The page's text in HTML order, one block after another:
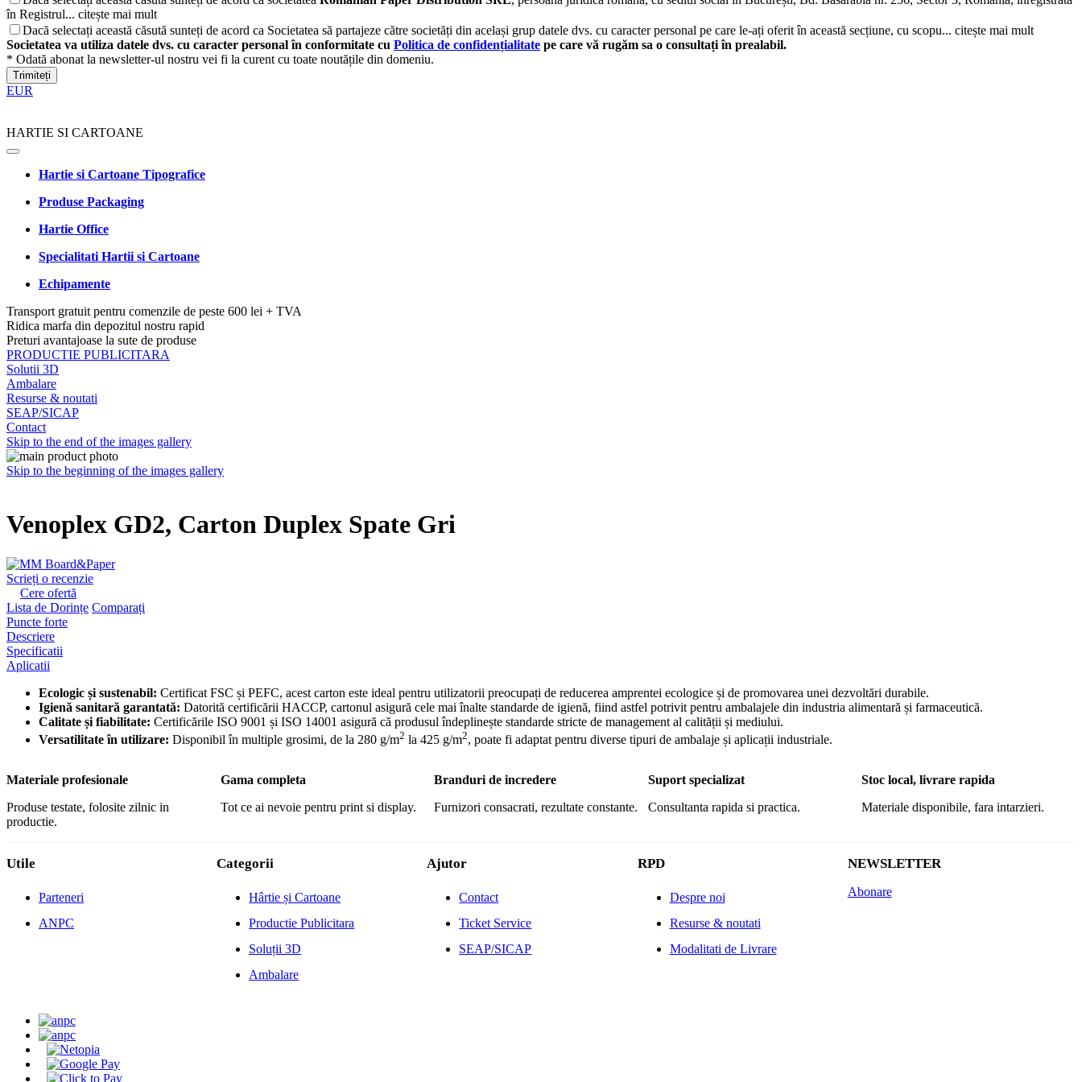
în Registrul... citește mai mult
Dacă selectați această căsută sunteți de acord ca Societatea să partajeze către societăți din același grup datele dvs. cu caracter personal pe care le-ați oferit în această secțiune, cu scopu... citește mai mult
Societatea va utiliza datele dvs. cu caracter personal în conformitate cu Politica de confidențialitate pe care vă rugăm sa o consultați în prealabil.
* Odată abonat la newsletter-ul nostru vei fi la curent cu toate noutățile din domeniu.
Trimiteți
EUR
HARTIE SI CARTOANE
Hartie si Cartoane Tipografice
Produse Packaging
Hartie Office
Specialitati Hartii si Cartoane
Echipamente
Transport gratuit pentru comenzile de peste 600 lei + TVA
Ridica marfa din depozitul nostru rapid
Preturi avantajoase la sute de produse
PRODUCTIE PUBLICITARA
Solutii 3D
Ambalare
Resurse & noutati
SEAP/SICAP
Contact
Skip to the end of the images gallery
Skip to the beginning of the images gallery
Venoplex GD2, Carton Duplex Spate Gri
Scrieți o recenzie
Cere ofertă
Lista de Dorințe Comparați
Puncte forte
Descriere
Specificatii
Aplicatii
Ecologic și sustenabil: Certificat FSC și PEFC, acest carton este ideal pentru utilizatorii preocupați de reducerea amprentei ecologice și de promovarea unei dezvoltări durabile.
Igienă sanitară garantată: Datorită certificării HACCP, cartonul asigură cele mai înalte standarde de igienă, fiind astfel potrivit pentru ambalajele din industria alimentară și farmaceutică.
Calitate și fiabilitate: Certificările ISO 9001 și ISO 14001 asigură că produsul îndeplinește standarde stricte de management al calității și mediului.
Versatilitate în utilizare: Disponibil în multiple grosimi, de la 280 g/m2 la 425 g/m2, poate fi adaptat pentru diverse tipuri de ambalaje și aplicații industriale.
Materiale profesionale
Produse testate, folosite zilnic in
productie.
Gama completa
Tot ce ai nevoie pentru print si display.
Branduri de incredere
Furnizori consacrati, rezultate constante.
Suport specializat
Consultanta rapida si practica.
Stoc local, livrare rapida
Materiale disponibile, fara intarzieri.
Utile
Parteneri
ANPC
Categorii
Hârtie și Cartoane
Productie Publicitara
Soluții 3D
Ambalare
Ajutor
Contact
Ticket Service
SEAP/SICAP
RPD
Despre noi
Resurse & noutati
Modalitati de Livrare
NEWSLETTER
Abonare